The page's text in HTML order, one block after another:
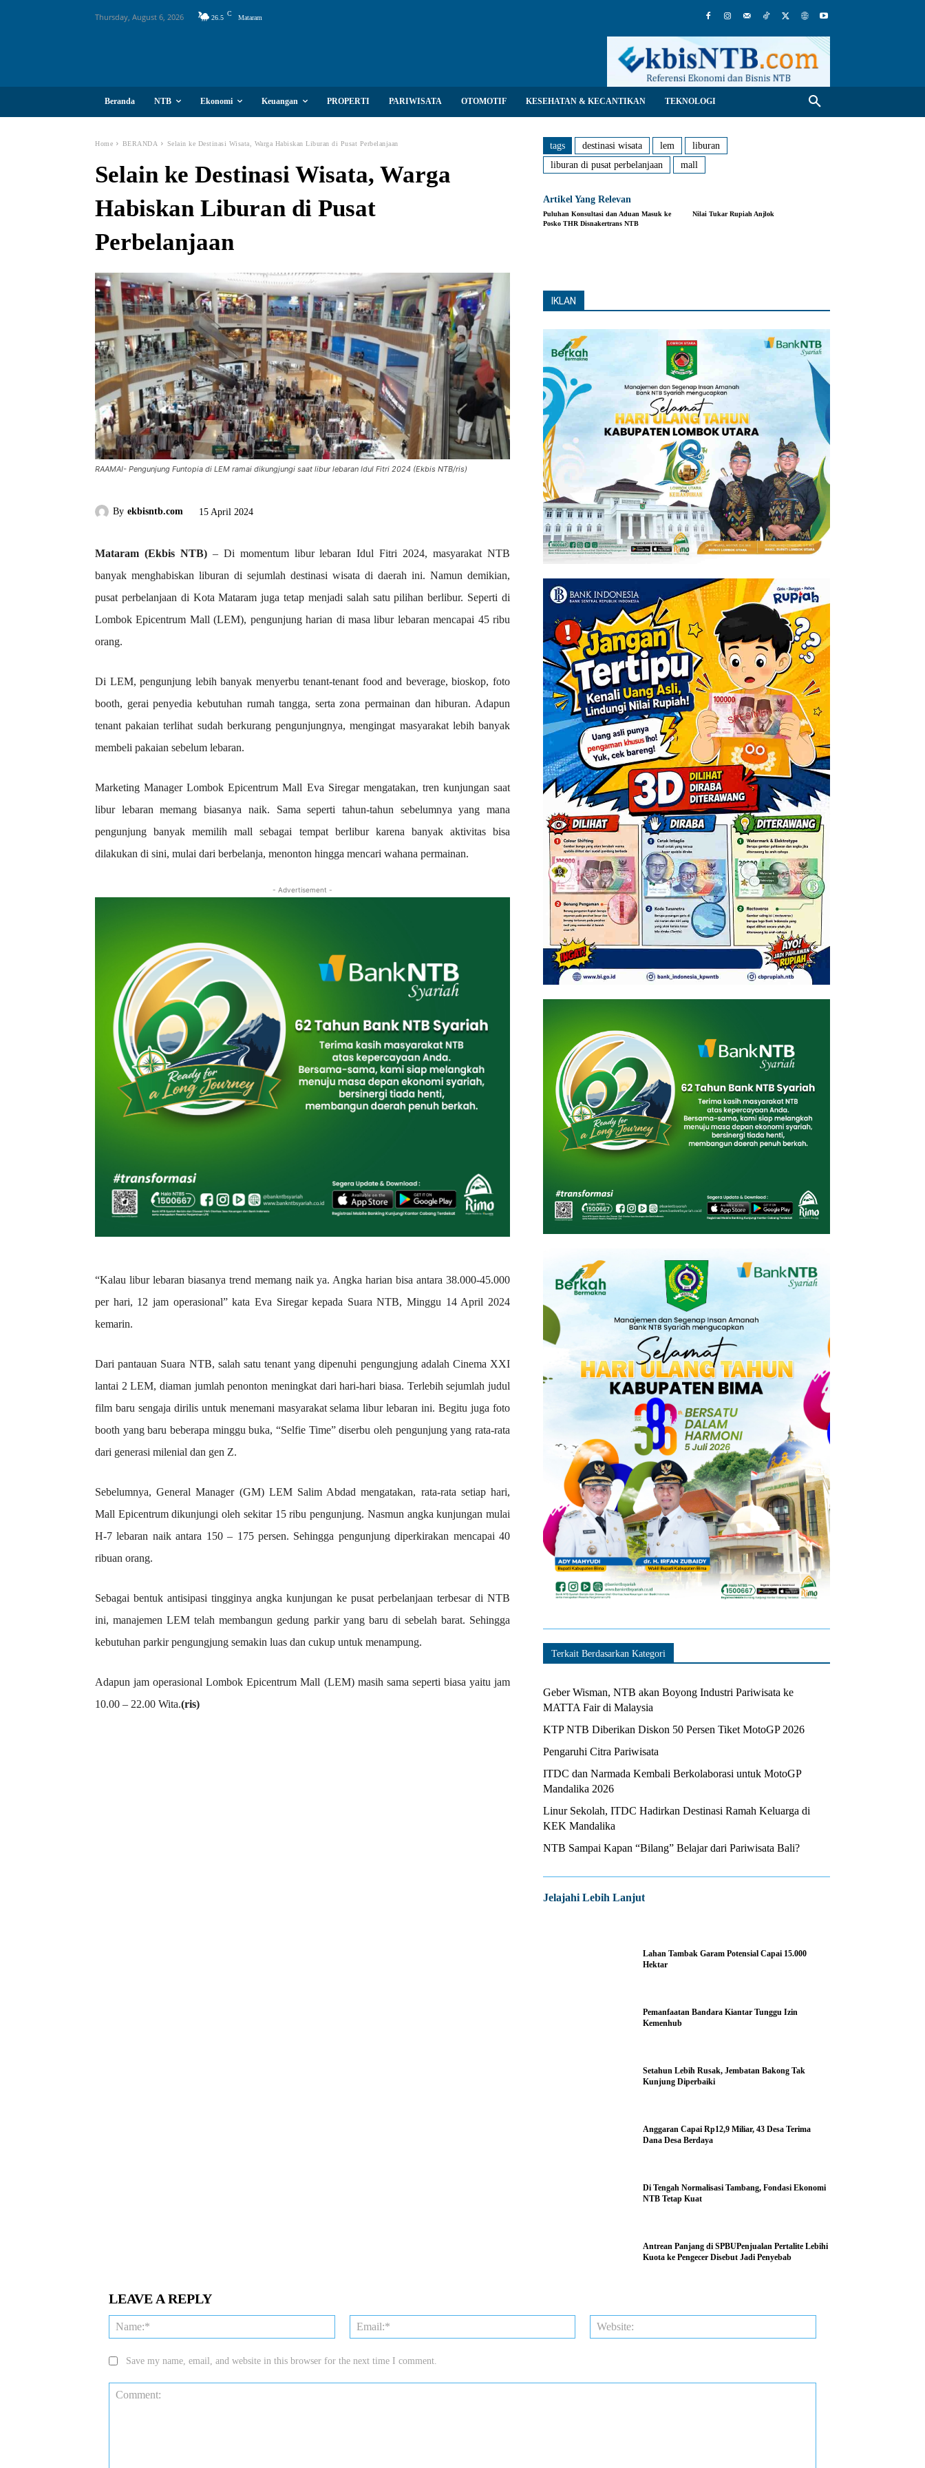
Thursday, August 6, 2026 26.5
C
Mataram
Beranda NTB Ekonomi Keuangan PROPERTI PARIWISATA OTOMOTIF KESEHATAN & KECANTIKAN TEKNOLOGI
Home BERANDA Selain ke Destinasi Wisata, Warga Habiskan Liburan di Pusat Perbelanjaan
Selain ke Destinasi Wisata, Warga
Habiskan Liburan di Pusat
Perbelanjaan
RAAMAI- Pengunjung Funtopia di LEM ramai dikungjungi saat libur lebaran Idul Fitri 2024 (Ekbis NTB/ris)
By ekbisntb.com 15 April 2024
Mataram (Ekbis NTB)– Di momentum libur lebaran Idul Fitri 2024, masyarakat NTB
banyak menghabiskan liburan di sejumlah destinasi wisata di daerah ini. Namun demikian,
pusat perbelanjaan di Kota Mataram juga tetap menjadi salah satu pilihan berlibur. Seperti di
Lombok Epicentrum Mall (LEM), pengunjung harian di masa libur lebaran mencapai 45 ribu
orang.
Di LEM, pengunjung lebih banyak menyerbu tenant-tenant food and beverage, bioskop, foto
booth, gerai penyedia kebutuhan rumah tangga, serta zona permainan dan hiburan. Adapun
tenant pakaian terlihat sudah berkurang pengunjungnya, mengingat masyarakat lebih banyak
membeli pakaian sebelum lebaran.
Marketing Manager Lombok Epicentrum Mall Eva Siregar mengatakan, tren kunjungan saat
libur lebaran memang biasanya naik. Sama seperti tahun-tahun sebelumnya yang mana
pengunjung banyak memilih mall sebagai tempat berlibur karena banyak aktivitas bisa
dilakukan di sini, mulai dari berbelanja, menonton hingga mencari wahana permainan.
- Advertisement -
“Kalau libur lebaran biasanya trend memang naik ya. Angka harian bisa antara 38.000-45.000
per hari, 12 jam operasional” kata Eva Siregar kepada Suara NTB, Minggu 14 April 2024
kemarin.
Dari pantauan Suara NTB, salah satu tenant yang dipenuhi pengungjung adalah Cinema XXI
lantai 2 LEM, diaman jumlah penonton meningkat dari hari-hari biasa. Terlebih sejumlah judul
film baru sengaja dirilis untuk menemani masyarakat selama libur lebaran ini. Begitu juga foto
booth yang baru beberapa minggu buka, “Selfie Time” diserbu oleh pengunjung yang rata-rata
dari generasi milenial dan gen Z.
Sebelumnya, General Manager (GM) LEM Salim Abdad mengatakan, rata-rata setiap hari,
Mall Epicentrum dikunjungi oleh sekitar 15 ribu pengunjung. Nasmun angka kunjungan mulai
H-7 lebaran naik antara 150 – 175 persen. Sehingga pengunjung diperkirakan mencapai 40
ribuan orang.
Sebagai bentuk antisipasi tingginya angka kunjungan ke pusat perbelanjaan terbesar di NTB
ini, manajemen LEM telah membangun gedung parkir yang baru di sebelah barat. Sehingga
kebutuhan parkir pengungjung semakin luas dan cukup untuk menampung.
Adapun jam operasional Lombok Epicentrum Mall (LEM) masih sama seperti biasa yaitu jam
10.00 – 22.00 Wita.(ris)
tags destinasi wisata lem
liburan
liburan di pusat perbelanjaan
mall
Artikel Yang Relevan
Puluhan Konsultasi dan Aduan Masuk ke
Posko THR Disnakertrans NTB
Nilai Tukar Rupiah Anjlok
IKLAN
Terkait Berdasarkan Kategori
Geber Wisman, NTB akan Boyong Industri Pariwisata ke
MATTA Fair di Malaysia
KTP NTB Diberikan Diskon 50 Persen Tiket MotoGP 2026
Pengaruhi Citra Pariwisata
ITDC dan Narmada Kembali Berkolaborasi untuk MotoGP
Mandalika 2026
Linur Sekolah, ITDC Hadirkan Destinasi Ramah Keluarga di
KEK Mandalika
NTB Sampai Kapan “Bilang” Belajar dari Pariwisata Bali?
Jelajahi Lebih Lanjut
Lahan Tambak Garam Potensial Capai 15.000
Hektar
Pemanfaatan Bandara Kiantar Tunggu Izin
Kemenhub
Setahun Lebih Rusak, Jembatan Bakong Tak
Kunjung Diperbaiki
Anggaran Capai Rp12,9 Miliar, 43 Desa Terima
Dana Desa Berdaya
Di Tengah Normalisasi Tambang, Fondasi Ekonomi
NTB Tetap Kuat
Antrean Panjang di SPBUPenjualan Pertalite Lebihi
Kuota ke Pengecer Disebut Jadi Penyebab
LEAVE A REPLY
Name:* Email:*
Save my name, email, and website in this browser for the next time I comment.